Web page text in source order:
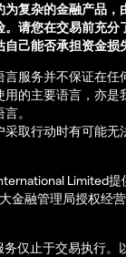
为复杂的金融产品，
。请您在交易前充分
己能否承担资金损
言服务并不保证在任
用的主要语言，亦是
。
采取行动时有可能无
Limited
金融管理局授权经
务仅止于交易执行。